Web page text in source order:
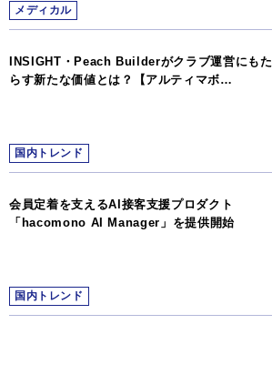
メディカル
INSIGHT・Peach Builderがクラブ運営にもた
らす新たな価値とは？【アルティマボ…
国内トレンド
会員定着を支えるAI接客支援プロダクト
「hacomono AI Manager」を提供開始
国内トレンド